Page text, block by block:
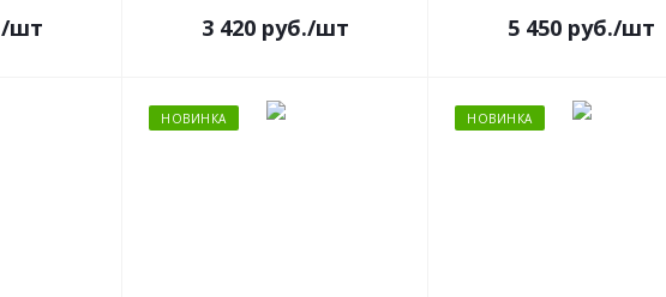
/шт 3 420 руб./шт 5 450 руб./шт
НОВИНКА НОВИНКА